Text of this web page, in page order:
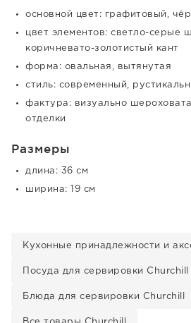
основной цвет: графитовый,
цвет элементов: светло-серые
коричневато-золотистый кант
форма: овальная, вытянутая
стиль: современный,
фактура: визуально
отделки
Размеры
длина: 36 см
ширина: 19 см
Кухонные принадлежности и
Посуда для сервировки Churchill
Блюда для сервировки Churchill